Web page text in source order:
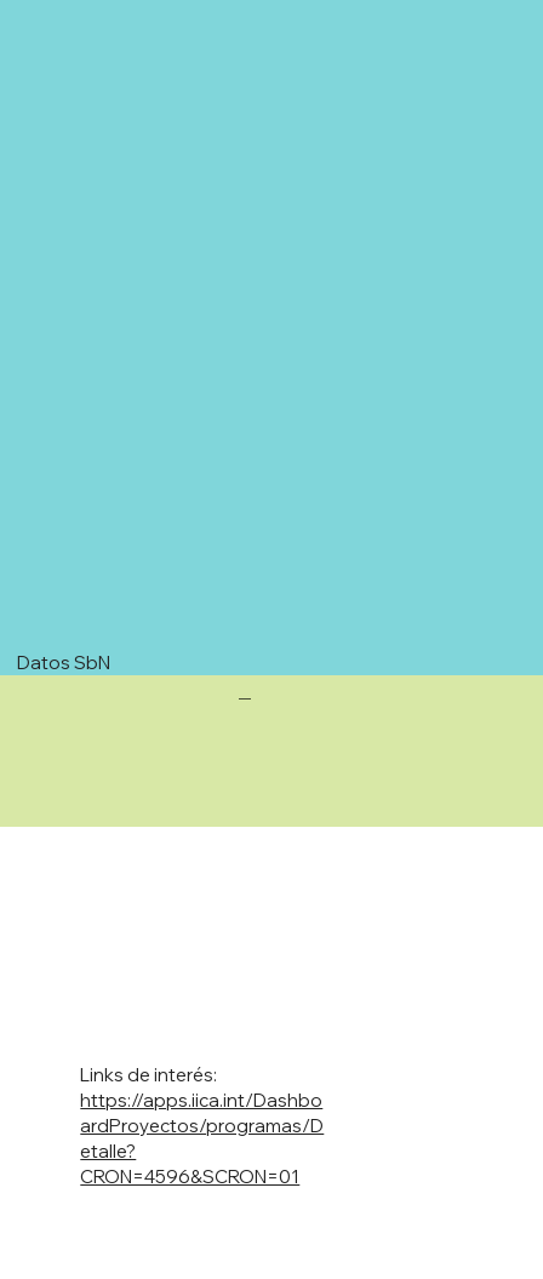
Datos SbN
—
https://apps.iica.int/Dashbo
ardProyectos/programas/D
etalle?
CRON=4596&SCRON=01
Links de interés: